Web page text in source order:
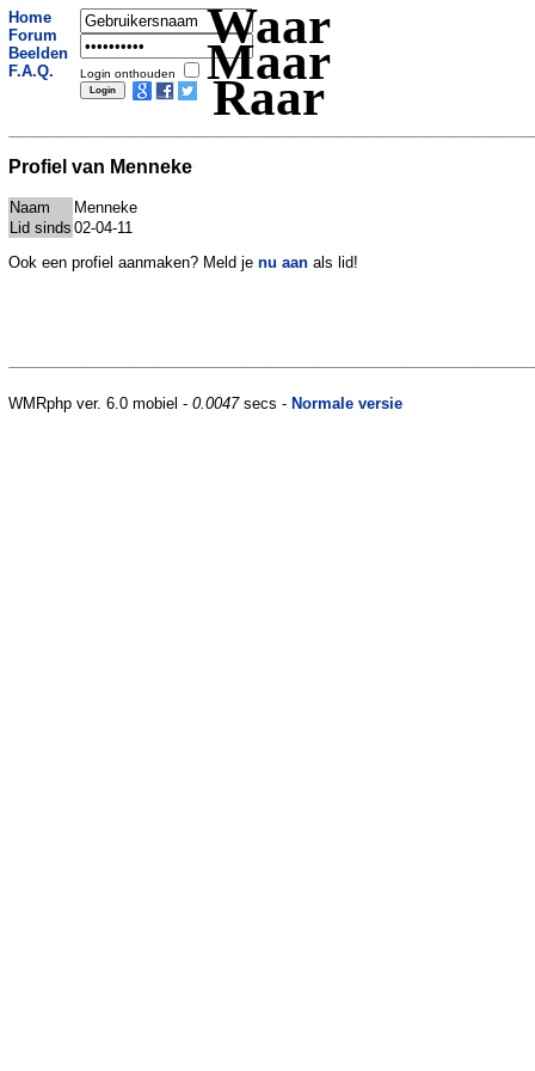
Home
Forum
Beelden
F.A.Q.
Login onthouden
Waar
Maar
Raar
Profiel van Menneke
Naam
Menneke
Lid sinds 02-04-11
Ook een profiel aanmaken? Meld je nu aan als lid!
WMRphp ver. 6.0 mobiel - 0.0047secs - Normale versie